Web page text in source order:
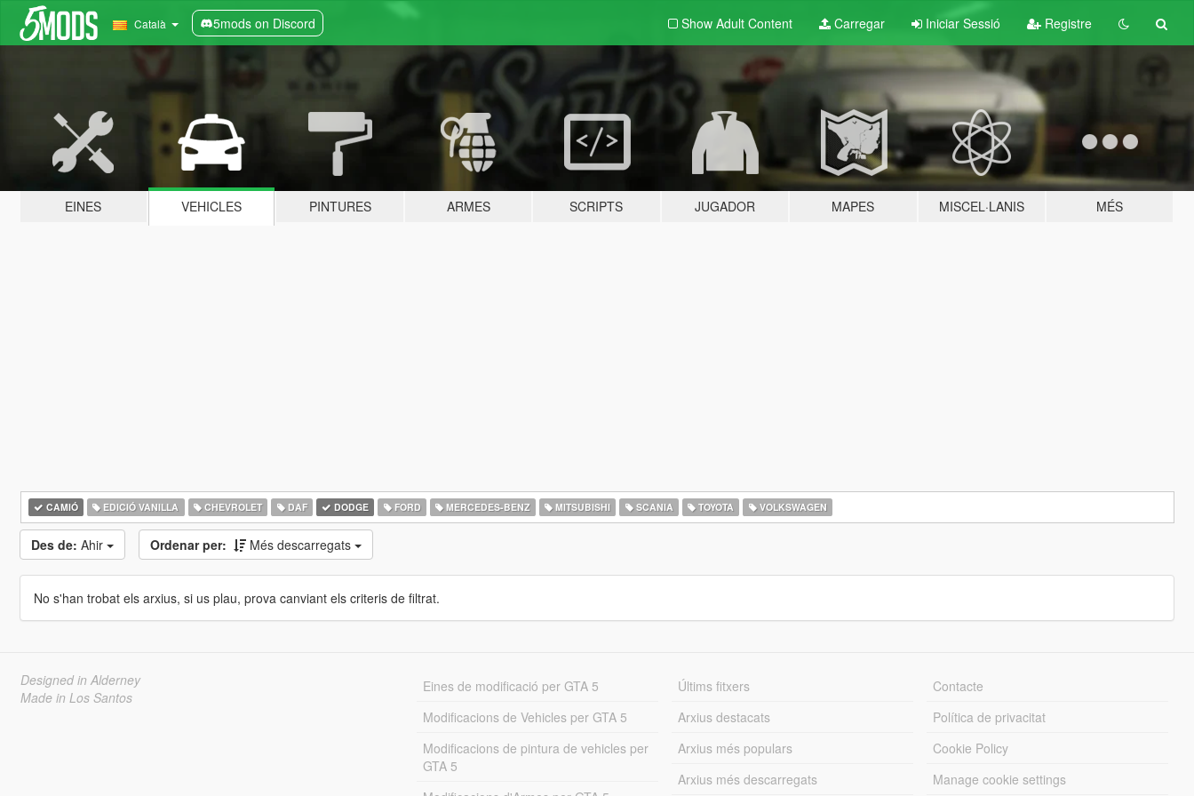
Català 5mods on Discord Show Adult Content Carregar Iniciar Sessió Registre
EINES VEHICLES PINTURES ARMES SCRIPTS JUGADOR MAPES MISCEL·LANIS MÉS
CAMIÓ EDICIÓ VANILLA CHEVROLET DAF DODGE FORD MERCEDES-BENZ MITSUBISHI SCANIA TOYOTA VOLKSWAGEN
Des de: Ahir Ordenar per: Més descarregats
No s'han trobat els arxius, si us plau, prova canviant els criteris de filtrat.
Designed in Alderney
Made in Los Santos
Eines de modificació per GTA 5
Modificacions de Vehicles per GTA 5
Modificacions de pintura de vehicles per
GTA 5
Últims fitxers
Arxius destacats
Arxius més populars
Arxius més descarregats
Contacte
Política de privacitat
Cookie Policy
Manage cookie settings